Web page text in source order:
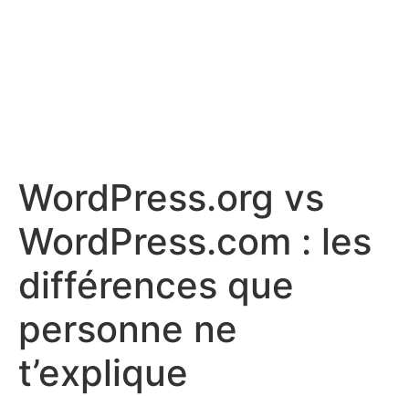
WordPress.org vs
WordPress.com : les
différences que
personne ne
t’explique